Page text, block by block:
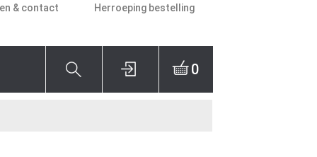
& contact Herroeping bestelling
0